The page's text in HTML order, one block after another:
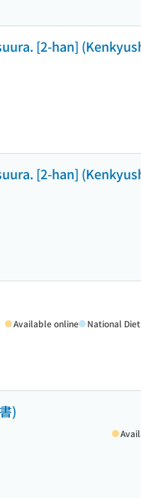
[2-han]
[2-han]
Available online National
)